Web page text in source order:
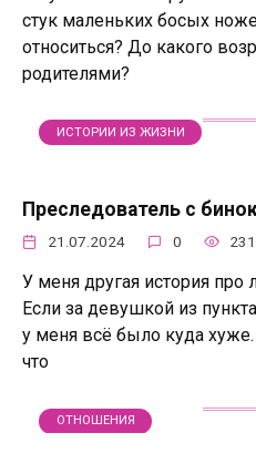
стук маленьких босых
относиться? До какого
родителями?
ИСТОРИИ ИЗ ЖИЗНИ
Преследователь с
21.07.2024 0 231
У меня другая история про
Если за девушкой из
у меня всё было куда
что
ОТНОШЕНИЯ